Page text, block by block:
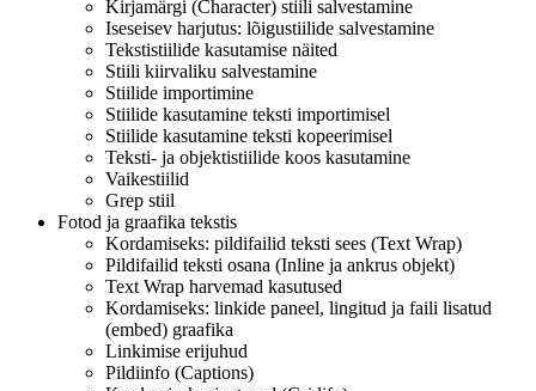
Kirjamärgi (Character) stiili salvestamine
Iseseisev harjutus: lõigustiilide salvestamine
Tekstistiilide kasutamise näited
Stiili kiirvaliku salvestamine
Stiilide importimine
Stiilide kasutamine teksti importimisel
Stiilide kasutamine teksti kopeerimisel
Teksti- ja objektistiilide koos kasutamine
Vaikestiilid
Grep stiil
Fotod ja graafika tekstis
Kordamiseks: pildifailid teksti sees (Text Wrap)
Pildifailid teksti osana (Inline ja ankrus objekt)
Text Wrap harvemad kasutused
Kordamiseks: linkide paneel, lingitud ja faili lisatud
(embed) graafika
Linkimise erijuhud
Pildiinfo (Captions)